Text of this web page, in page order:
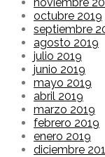
octubre 2019
septiembre
agosto 2019
julio 2019
junio 2019
mayo 2019
abril 2019
marzo 2019
febrero 2019
enero 2019
diciembre